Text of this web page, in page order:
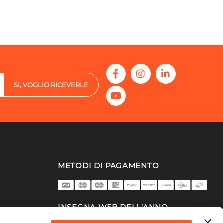
SI, VOGLIO RICEVERLE
METODI DI PAGAMENTO
INSEGNA WEB DELL'ANNO